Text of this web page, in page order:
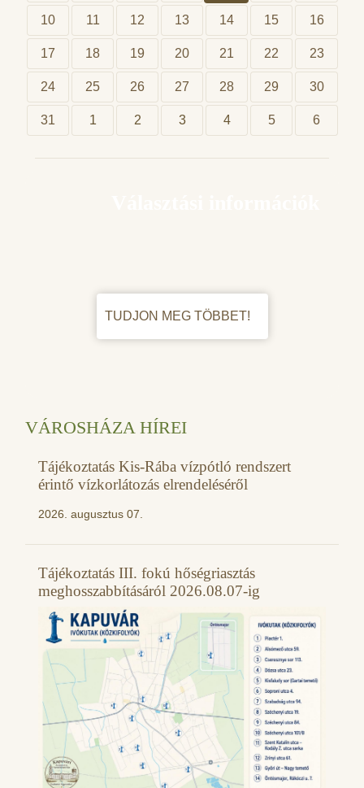
10 11 12 13 14 15 16
17 18 19 20 21 22 23
24 25 26 27 28 29 30
31 1 2 3 4 5 6
TUDJON MEG TÖBBET!
VÁROSHÁZA HÍREI
Tájékoztatás Kis-Rába vízpótló rendszert
érintő vízkorlátozás elrendeléséről
2026. augusztus 07.
Tájékoztatás III. fokú hőségriasztás
meghosszabbításáról 2026.08.07-ig